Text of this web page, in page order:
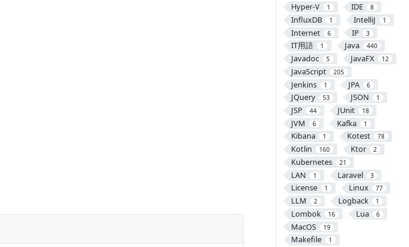
Hyper-V 1 IDE 8
InfluxDB 1 IntelliJ 1
Internet 6 IP 3
IT用語 1 Java 440
Javadoc 5 JavaFX 12
JavaScript 205
Jenkins 1 JPA 6
JQuery 53 JSON 1
JSP 44 JUnit 18
JVM 6 Kafka 1
Kibana 1 Kotest 78
Kotlin 160 Ktor 2
Kubernetes 21
LAN 1 Laravel 3
License 1 Linux 77
LLM 2 Logback 1
Lombok 16 Lua 6
MacOS 19
Makefile 1